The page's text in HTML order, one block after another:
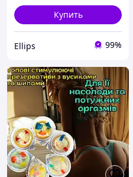
Купить
Ellips 99%